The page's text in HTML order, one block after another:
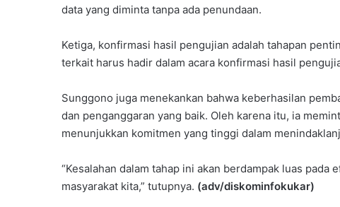
data yang diminta tanpa ada penundaan.
Ketiga, konfirmasi hasil pengujian adalah tahapan
terkait harus hadir dalam acara konfirmasi hasil
Sunggono juga menekankan bahwa keberhasilan
dan penganggaran yang baik. Oleh karena itu, ia
menunjukkan komitmen yang tinggi dalam
“Kesalahan dalam tahap ini akan berdampak luas
masyarakat kita,” tutupnya. (adv/diskominfokukar)